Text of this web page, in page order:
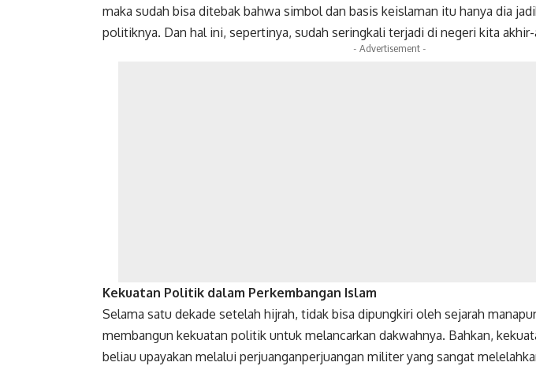
maka sudah bisa ditebak bahwa simbol dan basis keislaman itu hanya dia
politiknya. Dan hal ini, sepertinya, sudah seringkali terjadi di negeri kita
- Advertisement -
Kekuatan Politik dalam Perkembangan Islam
Selama satu dekade setelah hijrah, tidak bisa dipungkiri oleh sejarah
membangun kekuatan politik untuk melancarkan dakwahnya. Bahkan,
beliau upayakan melalui perjuanganperjuangan militer yang sangat